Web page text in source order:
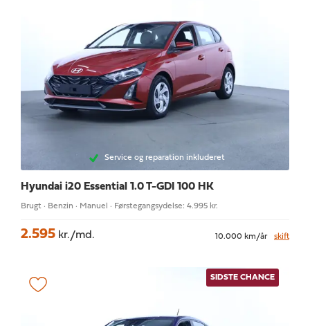
Service og reparation inkluderet
Hyundai i20 Essential 1.0 T-GDI 100 HK
Brugt · Benzin · Manuel · Førstegangsydelse: 4.995 kr.
2.595 kr./md. 10.000 km/år skift
SIDSTE CHANCE